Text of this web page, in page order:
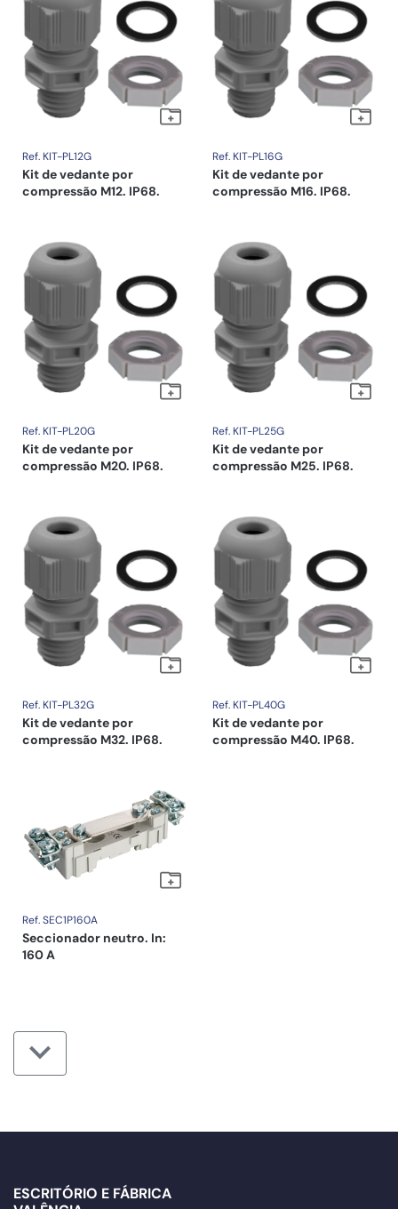
Ref. KIT-PL12G
Kit de vedante por
compressão M12. IP68.
Ref. KIT-PL16G
Kit de vedante por
compressão M16. IP68.
Ref. KIT-PL20G
Kit de vedante por
compressão M20. IP68.
Ref. KIT-PL25G
Kit de vedante por
compressão M25. IP68.
Ref. KIT-PL32G
Kit de vedante por
compressão M32. IP68.
Ref. KIT-PL40G
Kit de vedante por
compressão M40. IP68.
Ref. SEC1P160A
Seccionador neutro. In:
160 A
ESCRITÓRIO E FÁBRICA